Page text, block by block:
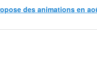
des animations en